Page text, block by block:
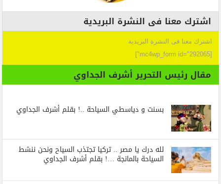
اشترك معنا فى النشرة البريدية
اشترك معنا فى النشرة البريدية
[mc4wp_form id="292065"]
مقال رئيس التحرير أشرف الجداوي
بسنت و دياسطي السياحة ..! بقلم أشرف الجداوي
لله درك يا مصر .. تركيا تجتذب السياح ونحن ننشط
السياحة بالمانجة …! بقلم أشرف الجداوي